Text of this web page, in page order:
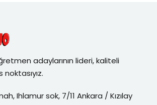
adaylarının lideri, kaliteli
Ihlamur sok, 7/11 Ankara / Kızılay